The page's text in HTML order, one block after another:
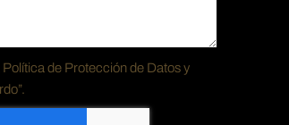
Política de Protección de Datos y